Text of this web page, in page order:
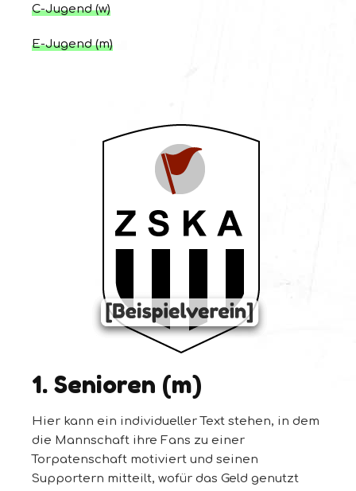
C-Jugend (w)
E-Jugend (m)
1. Senioren (m)
Hier kann ein individueller Text stehen, in dem
die Mannschaft ihre Fans zu einer
Torpatenschaft motiviert und seinen
Supportern mitteilt, wofür das Geld genutzt